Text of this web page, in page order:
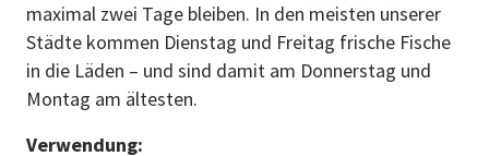
maximal zwei Tage bleiben. In den meisten unserer
Städte kommen Dienstag und Freitag frische Fische
in die Läden – und sind damit am Donnerstag und
Montag am ältesten.
Verwendung: